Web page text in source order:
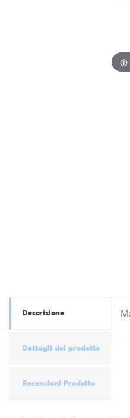
Descrizione
Dettagli del prodotto
Recensioni Prodotto